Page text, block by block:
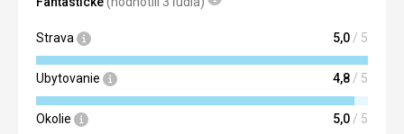
dešti. Okouzlující je koupelna pod širým nebem (s
palmami).
Služby
Na 6 z plusem
Táto recenzia bola preložená automaticky pomocou
Google Translate
Strava 5,0 / 5
Ubytovanie 4,8 / 5
Okolie 5,0 / 5